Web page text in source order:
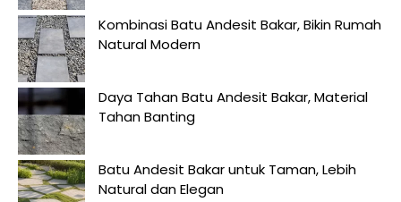
Kombinasi Batu Andesit Bakar, Bikin Rumah
Natural Modern
Daya Tahan Batu Andesit Bakar, Material
Tahan Banting
Batu Andesit Bakar untuk Taman, Lebih
Natural dan Elegan